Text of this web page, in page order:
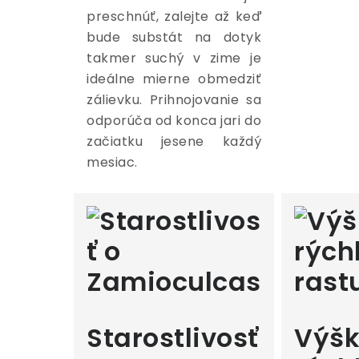
preschnúť, zalejte až keď
bude substát na dotyk
takmer suchý v zime je
ideálne mierne obmedziť
zálievku. Prihnojovanie sa
odporúča od konca jari do
začiatku jesene každý
mesiac.
Starostlivosť